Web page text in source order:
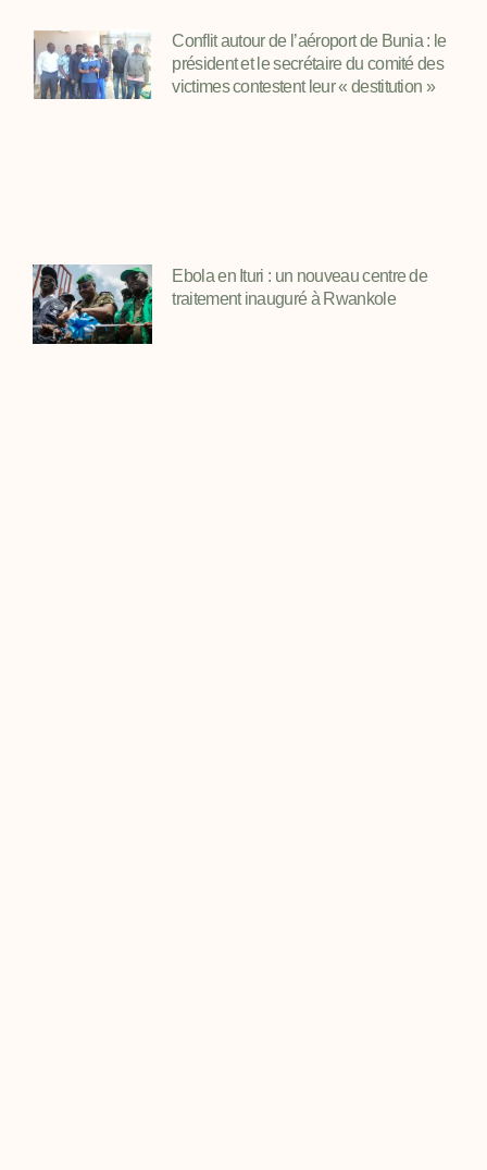
Conflit autour de l’aéroport de Bunia : le
président et le secrétaire du comité des
victimes contestent leur « destitution »
Ebola en Ituri : un nouveau centre de
traitement inauguré à Rwankole